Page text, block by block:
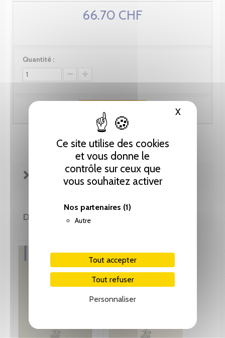
Ce site utilise des cookies
et vous donne le
contrôle sur ceux que
vous souhaitez activer
Nos partenaires (1)
Autre
Tout accepter
Tout refuser
Personnaliser
XMasquer
66.70 CHF
Quantité :
FICHE TECHNIQUE
DE LA MÊME COLLECTION